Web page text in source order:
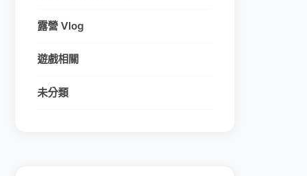
露營 Vlog
遊戲相關
未分類